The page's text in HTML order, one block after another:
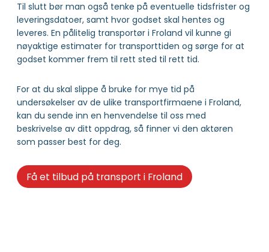
Til slutt bør man også tenke på eventuelle tidsfrister og
leveringsdatoer, samt hvor godset skal hentes og
leveres. En pålitelig transportør i Froland vil kunne gi
nøyaktige estimater for transporttiden og sørge for at
godset kommer frem til rett sted til rett tid.
For at du skal slippe å bruke for mye tid på
undersøkelser av de ulike transportfirmaene i Froland,
kan du sende inn en henvendelse til oss med
beskrivelse av ditt oppdrag, så finner vi den aktøren
som passer best for deg.
Få et tilbud på transport i Froland